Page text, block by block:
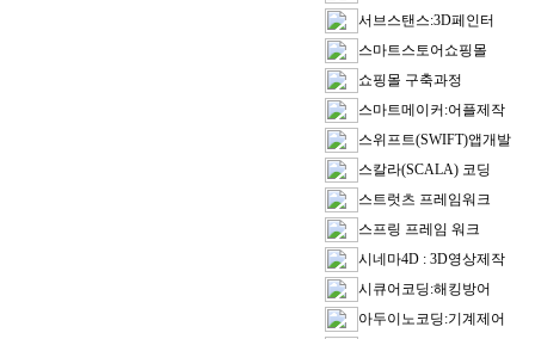
서브스탠스:3D페인터
스마트스토어쇼핑몰
쇼핑몰 구축과정
스마트메이커:어플제작
스위프트(SWIFT)앱개발
스칼라(SCALA) 코딩
스트럿츠 프레임워크
스프링 프레임 워크
시네마4D : 3D영상제작
시큐어코딩:해킹방어
아두이노코딩:기계제어